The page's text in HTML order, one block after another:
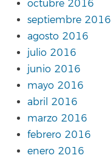
octubre 2016
septiembre 2016
agosto 2016
julio 2016
junio 2016
mayo 2016
abril 2016
marzo 2016
febrero 2016
enero 2016